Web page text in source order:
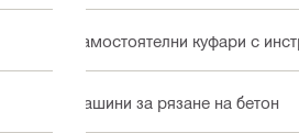
Самостоятелни куфари с
Машини за рязане на бетон